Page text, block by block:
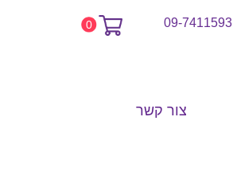
09-7411593
0
צור קשר